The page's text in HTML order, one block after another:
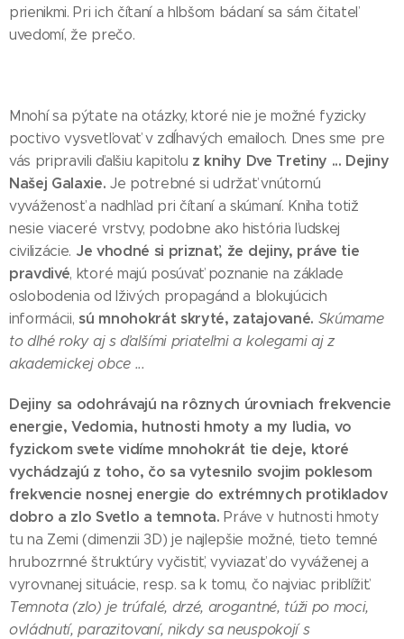
prienikmi. Pri ich čítaní a hlbšom bádaní sa sám čitateľ
uvedomí, že prečo.
Mnohí sa pýtate na otázky, ktoré nie je možné fyzicky
poctivo vysvetľovať v zdĺhavých emailoch. Dnes sme pre
vás pripravili ďalšiu kapitolu z knihy Dve Tretiny ... Dejiny
Našej Galaxie.Je potrebné si udržať vnútornú
vyváženosť a nadhľad pri čítaní a skúmaní. Kniha totiž
nesie viaceré vrstvy, podobne ako história ľudskej
civilizácie. Je vhodné si priznať, že dejiny, práve tie
pravdivé, ktoré majú posúvať poznanie na základe
oslobodenia od lživých propagánd a blokujúcich
informácii,sú mnohokrát skryté, zatajované. Skúmame
to dlhé roky aj s ďalšími priateľmi a kolegami aj z
akademickej obce ...
Dejiny sa odohrávajú na rôznych úrovniach frekvencie
energie, Vedomia, hutnosti hmoty a my ľudia, vo
fyzickom svete vidíme mnohokrát tie deje, ktoré
vychádzajú z toho, čo sa vytesnilo svojim poklesom
frekvencie nosnej energie do extrémnych protikladov
dobro a zlo Svetlo a temnota.Práve v hutnosti hmoty
tu na Zemi (dimenzii 3D) je najlepšie možné, tieto temné
hrubozrnné štruktúry vyčistiť, vyviazať do vyváženej a
vyrovnanej situácie, resp. sa k tomu, čo najviac priblížiť.
Temnota (zlo) je trúfalé, drzé, arogantné, túži po moci,
ovládnutí, parazitovaní, nikdy sa neuspokojí s